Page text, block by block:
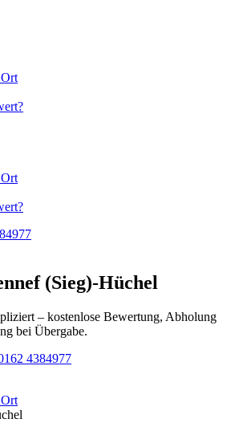
(Sieg)-Hüchel
– kostenlose Bewertung, Abholung
bei Übergabe.
4384977